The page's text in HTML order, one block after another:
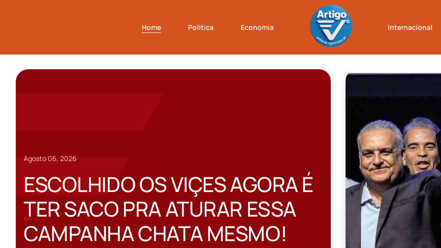
Home Politica Economia Internacional
Agosto 06, 2026
ESCOLHIDO OS VIÇES AGORA É
TER SACO PRA ATURAR ESSA
CAMPANHA CHATA MESMO!